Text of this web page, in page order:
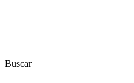
Buscar